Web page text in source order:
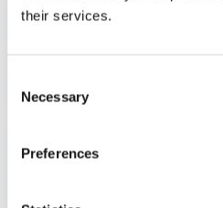
their services.
Selection
Necessary
Preferences
Sigla provincia
INVIA